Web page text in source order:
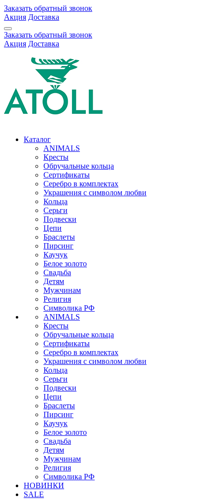
Заказать обратный звонок
Акция Доставка
Заказать обратный звонок
Акция Доставка
Каталог
ANIMALS
Кресты
Обручальные кольца
Сертификаты
Серебро в комплектах
Украшения с символом любви
Кольца
Серьги
Подвески
Цепи
Браслеты
Пирсинг
Каучук
Белое золото
Свадьба
Детям
Мужчинам
Религия
Символика РФ
ANIMALS
Кресты
Обручальные кольца
Сертификаты
Серебро в комплектах
Украшения с символом любви
Кольца
Серьги
Подвески
Цепи
Браслеты
Пирсинг
Каучук
Белое золото
Свадьба
Детям
Мужчинам
Религия
Символика РФ
НОВИНКИ
SALE